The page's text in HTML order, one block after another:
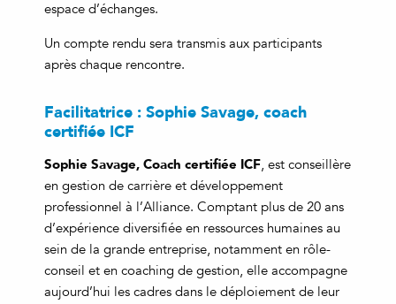
espace d’échanges.
Un compte rendu sera transmis aux participants
après chaque rencontre.
Facilitatrice : Sophie Savage, coach
certifiée ICF
Sophie Savage, Coach certifiée ICF, est conseillère
en gestion de carrière et développement
professionnel à l’Alliance. Comptant plus de 20 ans
d’expérience diversifiée en ressources humaines au
sein de la grande entreprise, notamment en rôle-
conseil et en coaching de gestion, elle accompagne
aujourd’hui les cadres dans le déploiement de leur